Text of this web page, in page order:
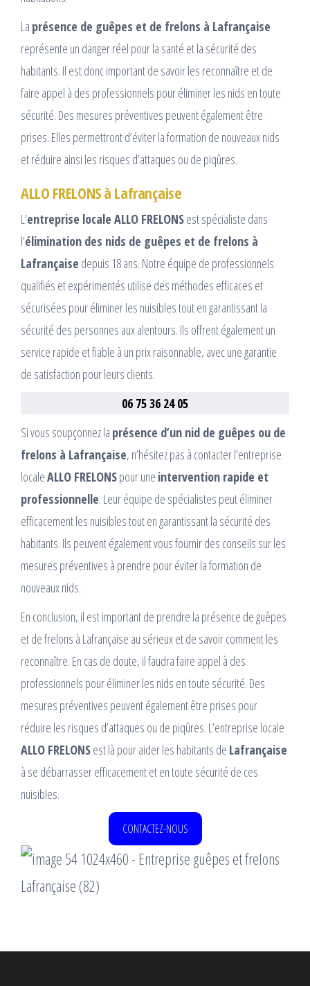
La présence de guêpes et de frelons à Lafrançaise
représente un danger réel pour la santé et la sécurité des
habitants. Il est donc important de savoir les reconnaître et de
faire appel à des professionnels pour éliminer les nids en toute
sécurité. Des mesures préventives peuvent également être
prises. Elles permettront d’éviter la formation de nouveaux nids
et réduire ainsi les risques d’attaques ou de piqûres.
ALLO FRELONS à Lafrançaise
L’entreprise locale ALLO FRELONSest spécialiste dans
l’élimination des nids de guêpes et de frelons à
Lafrançaise depuis 18 ans. Notre équipe de professionnels
qualifiés et expérimentés utilise des méthodes efficaces et
sécurisées pour éliminer les nuisibles tout en garantissant la
sécurité des personnes aux alentours. Ils offrent également un
service rapide et fiable à un prix raisonnable, avec une garantie
de satisfaction pour leurs clients.
06 75 36 24 05
Si vous soupçonnez la présence d’un nid de guêpes ou de
frelons à Lafrançaise, n’hésitez pas à contacter l’entreprise
localeALLO FRELONSpour une intervention rapide et
professionnelle. Leur équipe de spécialistes peut éliminer
efficacement les nuisibles tout en garantissant la sécurité des
habitants. Ils peuvent également vous fournir des conseils sur les
mesures préventives à prendre pour éviter la formation de
nouveaux nids.
En conclusion, il est important de prendre la présence de guêpes
et de frelons à Lafrançaise au sérieux et de savoir comment les
reconnaître. En cas de doute, il faudra faire appel à des
professionnels pour éliminer les nids en toute sécurité. Des
mesures préventives peuvent également être prises pour
réduire les risques d’attaques ou de piqûres. L’entreprise locale
ALLO FRELONSest là pour aider les habitants de Lafrançaise
à se débarrasser efficacement et en toute sécurité de ces
nuisibles.
CONTACTEZ-NOUS